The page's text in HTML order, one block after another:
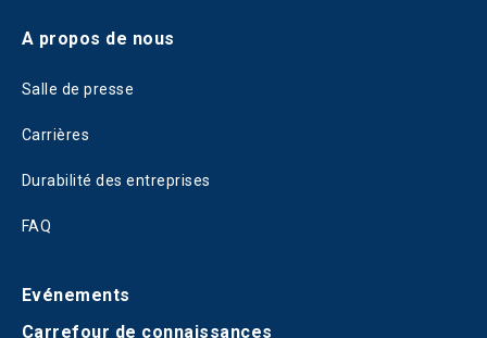
A propos de nous
Salle de presse
Carrières
Durabilité des entreprises
FAQ
Evénements
Carrefour de connaissances